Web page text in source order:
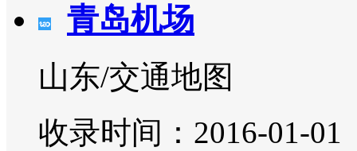
青岛机场
山东/交通地图
收录时间：2016-01-01